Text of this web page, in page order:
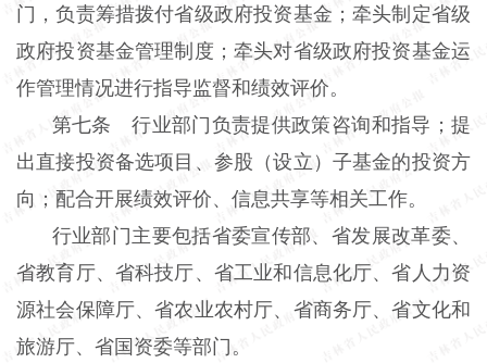
门，负责筹措拨付省级政府投资基金；牵头制定省级
政府投资基金管理制度；牵头对省级政府投资基金运
作管理情况进行指导监督和绩效评价。
第七条 行业部门负责提供政策咨询和指导；提
出直接投资备选项目、参股（设立）子基金的投资方
向；配合开展绩效评价、信息共享等相关工作。
行业部门主要包括省委宣传部、省发展改革委、
省教育厅、省科技厅、省工业和信息化厅、省人力资
源社会保障厅、省农业农村厅、省商务厅、省文化和
旅游厅、省国资委等部门。